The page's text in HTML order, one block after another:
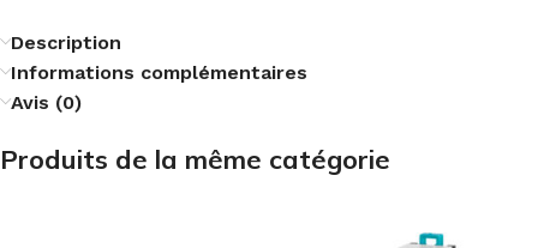
Description
Informations complémentaires
Avis (0)
Produits de la même catégorie